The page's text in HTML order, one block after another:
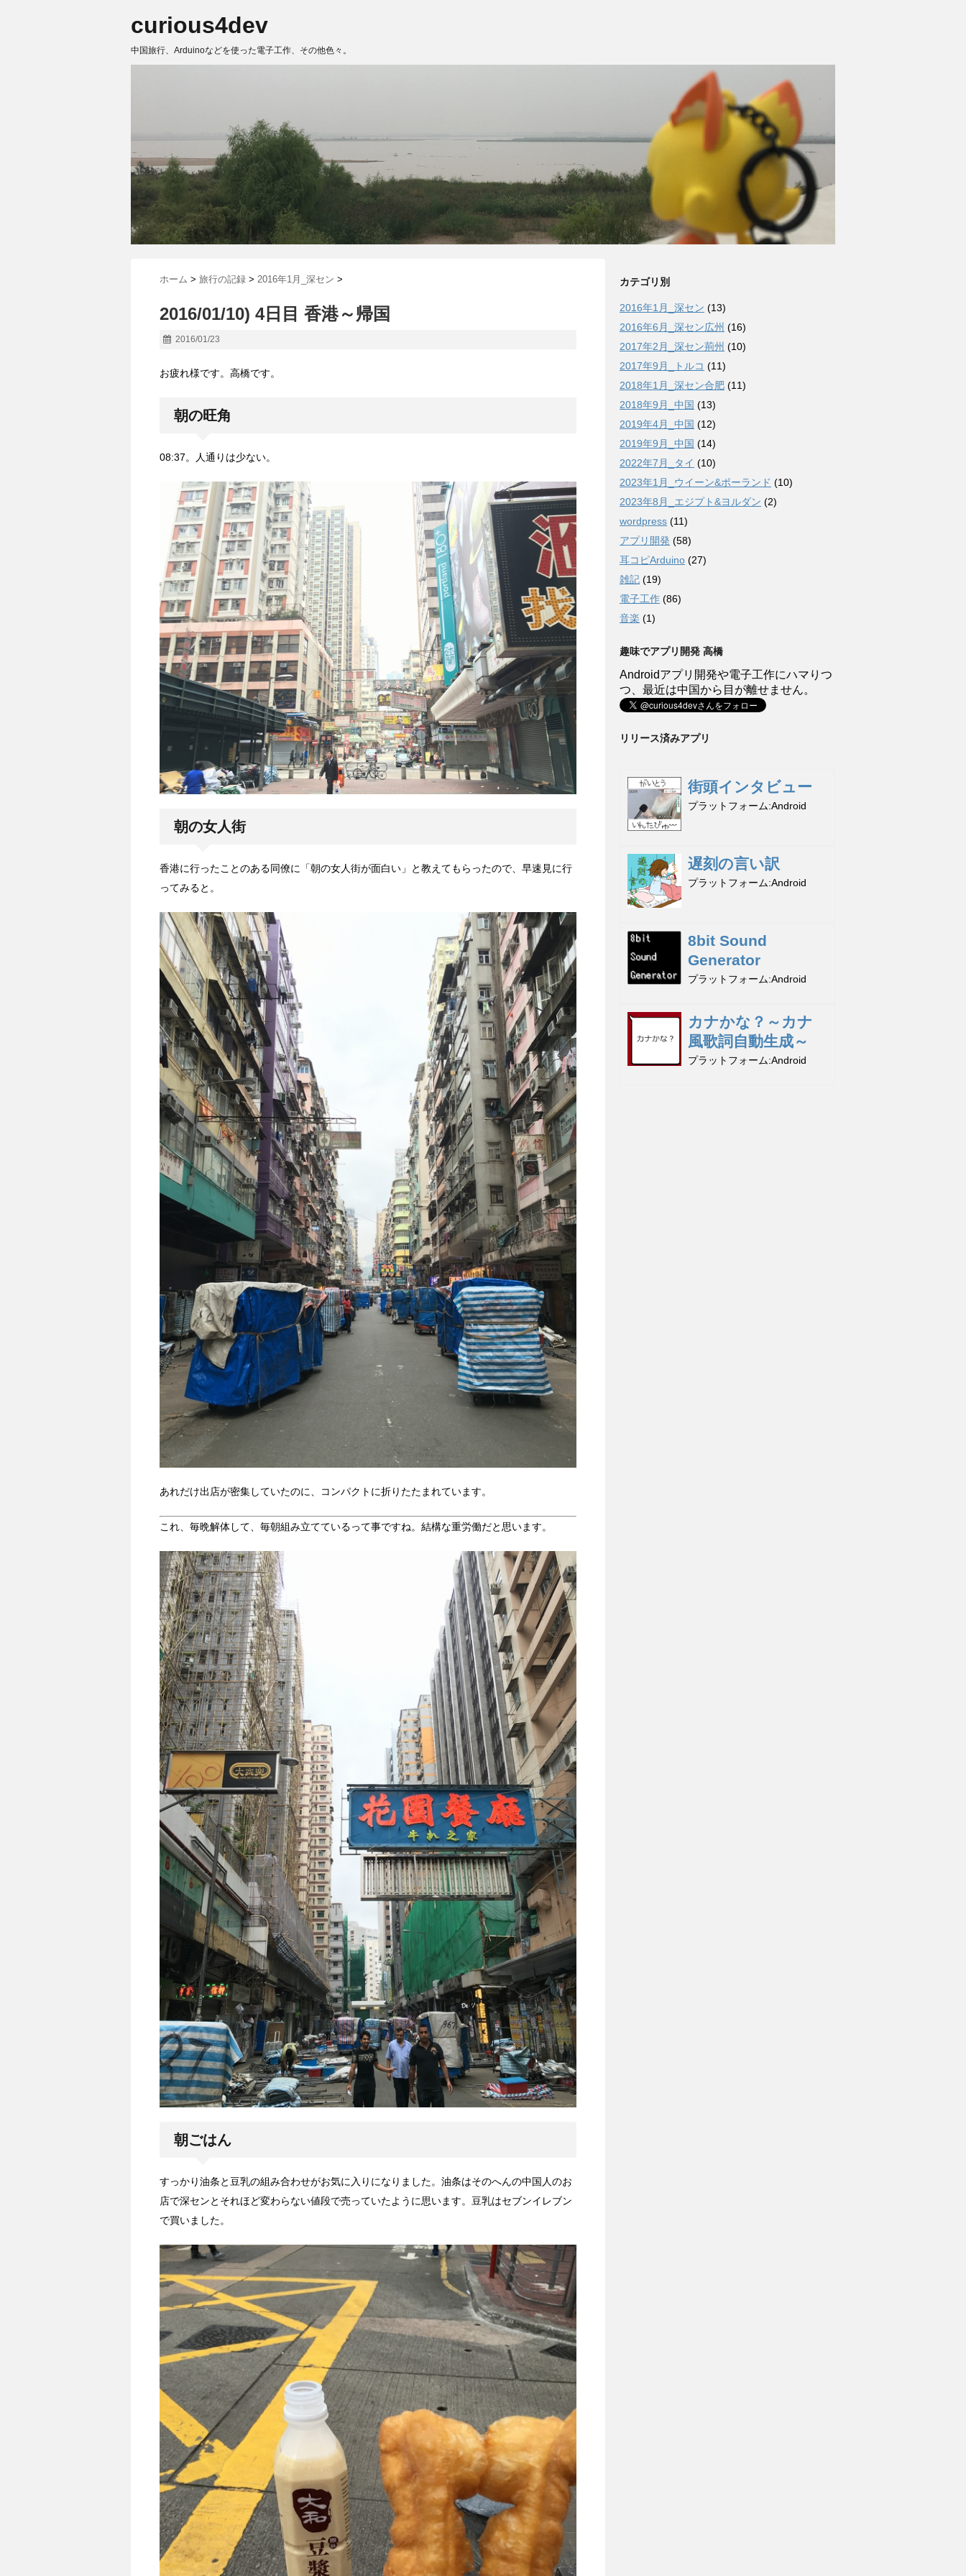
curious4dev
中国旅行、Arduinoなどを使った電子工作、その他色々。
ホーム > 旅行の記録 > 2016年1月_深セン >
2016/01/10) 4日目 香港～帰国
2016/01/23
お疲れ様です。高橋です。
朝の旺角
08:37。人通りは少ない。
朝の女人街
香港に行ったことのある同僚に「朝の女人街が面白い」と教えてもらったので、早速見に行
ってみると。
あれだけ出店が密集していたのに、コンパクトに折りたたまれています。
これ、毎晩解体して、毎朝組み立てているって事ですね。結構な重労働だと思います。
朝ごはん
すっかり油条と豆乳の組み合わせがお気に入りになりました。油条はそのへんの中国人のお
店で深センとそれほど変わらない値段で売っていたように思います。豆乳はセブンイレブン
で買いました。
カテゴリ別
2016年1月_深セン (13)
2016年6月_深セン広州 (16)
2017年2月_深セン荊州 (10)
2017年9月_トルコ (11)
2018年1月_深セン合肥 (11)
2018年9月_中国 (13)
2019年4月_中国 (12)
2019年9月_中国 (14)
2022年7月_タイ (10)
2023年1月_ウイーン&ポーランド (10)
2023年8月_エジプト&ヨルダン (2)
wordpress (11)
アプリ開発 (58)
耳コピArduino (27)
雑記 (19)
電子工作 (86)
音楽 (1)
趣味でアプリ開発 高橋
Androidアプリ開発や電子工作にハマりつ
つ、最近は中国から目が離せません。
リリース済みアプリ
街頭インタビュー
プラットフォーム Android
遅刻の言い訳
プラットフォーム Android
8bit Sound
Generator
プラットフォーム Android
カナかな？～カナ
風歌詞自動生成～
プラットフォーム Android